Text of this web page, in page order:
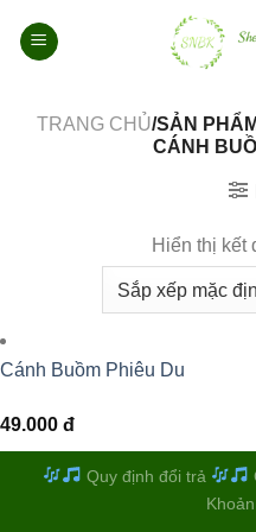
qua
TRANG CHỦ/SẢN
CÁNH
Hiển thị kết
Cánh Buồm Phiêu Du
49.000 đ
Quy định đổi trả